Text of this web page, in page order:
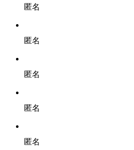
匿名
匿名
匿名
匿名
匿名